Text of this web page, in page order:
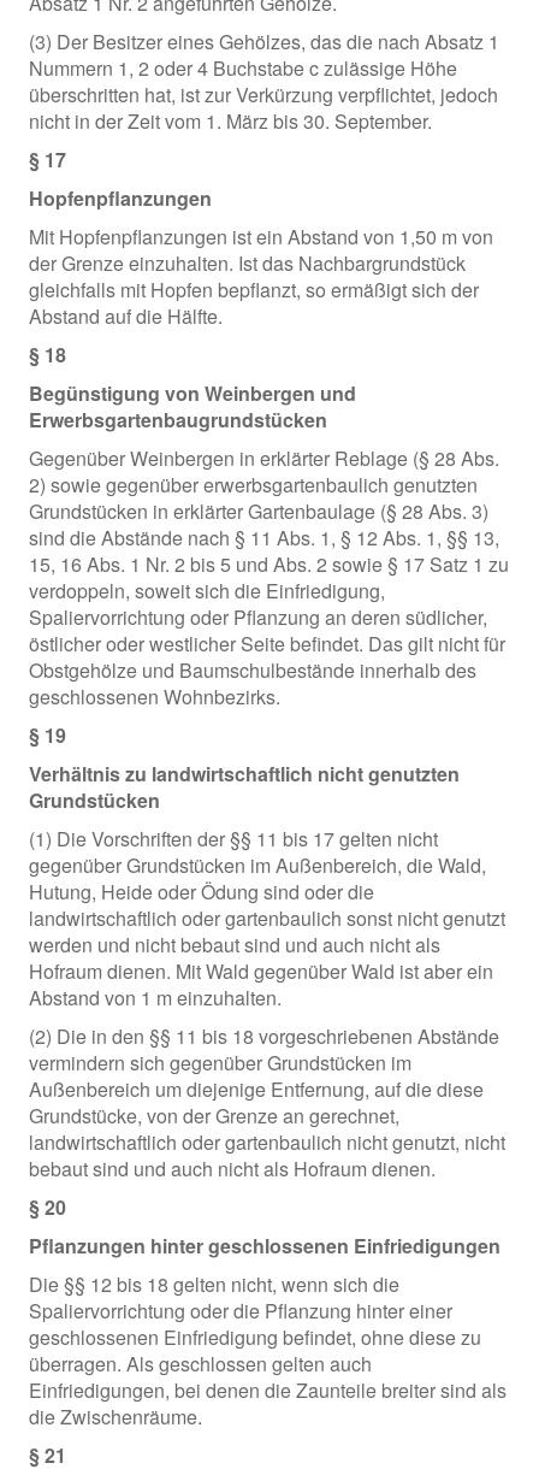
(3) Der Besitzer eines Gehölzes, das die nach Absatz 1
Nummern 1, 2 oder 4 Buchstabe c zulässige Höhe
überschritten hat, ist zur Verkürzung verpflichtet, jedoch
nicht in der Zeit vom 1. März bis 30. September.
§ 17
Hopfenpflanzungen
Mit Hopfenpflanzungen ist ein Abstand von 1,50 m von
der Grenze einzuhalten. Ist das Nachbargrundstück
gleichfalls mit Hopfen bepflanzt, so ermäßigt sich der
Abstand auf die Hälfte.
§ 18
Begünstigung von Weinbergen und
Erwerbsgartenbaugrundstücken
Gegenüber Weinbergen in erklärter Reblage (§ 28 Abs.
2) sowie gegenüber erwerbsgartenbaulich genutzten
Grundstücken in erklärter Gartenbaulage (§ 28 Abs. 3)
sind die Abstände nach § 11 Abs. 1, § 12 Abs. 1, §§ 13,
15, 16 Abs. 1 Nr. 2 bis 5 und Abs. 2 sowie § 17 Satz 1 zu
verdoppeln, soweit sich die Einfriedigung,
Spaliervorrichtung oder Pflanzung an deren südlicher,
östlicher oder westlicher Seite befindet. Das gilt nicht für
Obstgehölze und Baumschulbestände innerhalb des
geschlossenen Wohnbezirks.
§ 19
Verhältnis zu landwirtschaftlich nicht genutzten
Grundstücken
(1) Die Vorschriften der §§ 11 bis 17 gelten nicht
gegenüber Grundstücken im Außenbereich, die Wald,
Hutung, Heide oder Ödung sind oder die
landwirtschaftlich oder gartenbaulich sonst nicht genutzt
werden und nicht bebaut sind und auch nicht als
Hofraum dienen. Mit Wald gegenüber Wald ist aber ein
Abstand von 1 m einzuhalten.
(2) Die in den §§ 11 bis 18 vorgeschriebenen Abstände
vermindern sich gegenüber Grundstücken im
Außenbereich um diejenige Entfernung, auf die diese
Grundstücke, von der Grenze an gerechnet,
landwirtschaftlich oder gartenbaulich nicht genutzt, nicht
bebaut sind und auch nicht als Hofraum dienen.
§ 20
Pflanzungen hinter geschlossenen Einfriedigungen
Die §§ 12 bis 18 gelten nicht, wenn sich die
Spaliervorrichtung oder die Pflanzung hinter einer
geschlossenen Einfriedigung befindet, ohne diese zu
überragen. Als geschlossen gelten auch
Einfriedigungen, bei denen die Zaunteile breiter sind als
die Zwischenräume.
§ 21